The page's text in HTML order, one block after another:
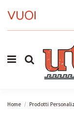
Home Prodotti